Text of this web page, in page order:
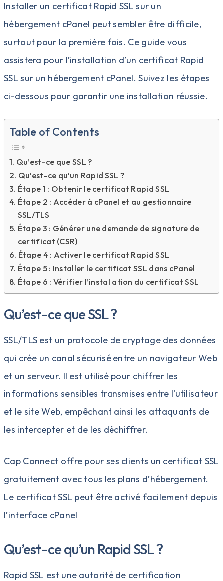
Installer un certificat Rapid SSL sur un
hébergement cPanel peut sembler être difficile,
surtout pour la première fois. Ce guide vous
assistera pour l’installation d’un certificat Rapid
SSL sur un hébergement cPanel. Suivez les étapes
ci-dessous pour garantir une installation réussie.
Table of Contents
Qu’est-ce que SSL ?
Qu’est-ce qu’un Rapid SSL ?
Étape 1 : Obtenir le certificat Rapid SSL
Étape 2 : Accéder à cPanel et au gestionnaire
SSL/TLS
Étape 3 : Générer une demande de signature de
certificat (CSR)
Étape 4 : Activer le certificat Rapid SSL
Étape 5 : Installer le certificat SSL dans cPanel
Étape 6 : Vérifier l’installation du certificat SSL
Qu’est-ce que SSL ?
SSL/TLS est un protocole de cryptage des données
qui crée un canal sécurisé entre un navigateur Web
et un serveur. Il est utilisé pour chiffrer les
informations sensibles transmises entre l’utilisateur
et le site Web, empêchant ainsi les attaquants de
les intercepter et de les déchiffrer.
Cap Connect offre pour ses clients un certificat SSL
gratuitement avec tous les plans d’hébergement.
Le certificat SSL peut être activé facilement depuis
l’interface cPanel
Qu’est-ce qu’un Rapid SSL ?
Rapid SSL est une autorité de certification